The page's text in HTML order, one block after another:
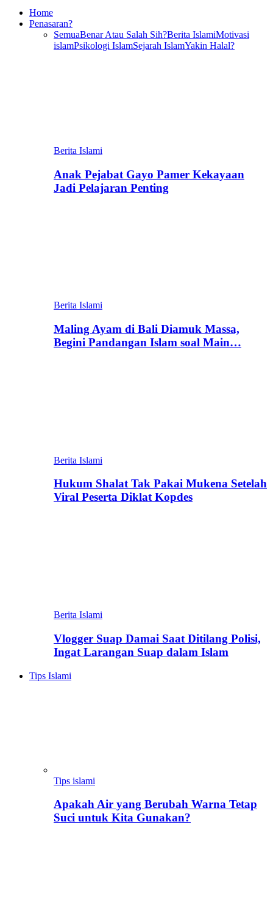
Home
Penasaran?
SemuaBenar Atau Salah Sih?Berita IslamiMotivasi
islamPsikologi IslamSejarah IslamYakin Halal?
Berita Islami
Anak Pejabat Gayo Pamer Kekayaan
Jadi Pelajaran Penting
Berita Islami
Maling Ayam di Bali Diamuk Massa,
Begini Pandangan Islam soal Main…
Berita Islami
Hukum Shalat Tak Pakai Mukena Setelah
Viral Peserta Diklat Kopdes
Berita Islami
Vlogger Suap Damai Saat Ditilang Polisi,
Ingat Larangan Suap dalam Islam
Tips Islami
Tips islami
Apakah Air yang Berubah Warna Tetap
Suci untuk Kita Gunakan?